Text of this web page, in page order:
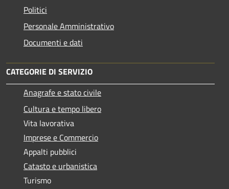
Politici
Personale Amministrativo
Documenti e dati
CATEGORIE DI SERVIZIO
Anagrafe e stato civile
Cultura e tempo libero
Vita lavorativa
Imprese e Commercio
Appalti pubblici
Catasto e urbanistica
Turismo